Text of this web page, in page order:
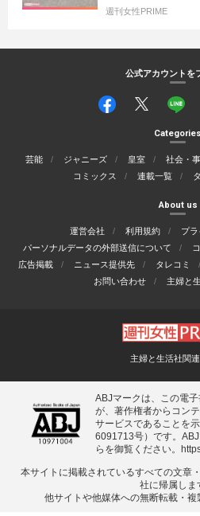
週刊女性PRIME
公式アカウントを
Categories
芸能 ジャニーズ 皇室 社会・
コミックス
連載一覧
About us
運営会社 利用規約
プ
パーソナルデータの外部送信について
広告掲載
ニュース提供先 タレコミ
お問い合わせ
主婦と
主婦と生活社関
ABJマークは、この電
が、著作権者からコン
サービスであることを
6091713号）です。
らを御覧ください。
本サイトに掲載されているすべての⽂章
社に帰属しま
他サイトや他媒体への無断転載・複